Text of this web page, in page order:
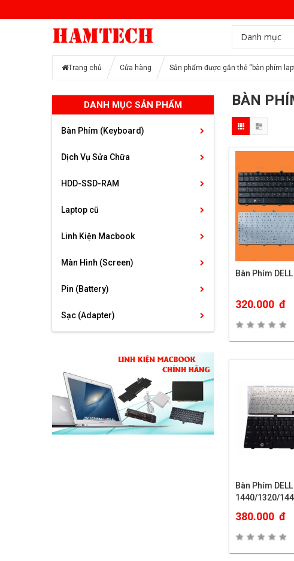
Danh mục
Trang chủ Cửa hàng Sản phẩm được gắn thẻ “bàn phím
DANH MỤC SẢN PHẨM
Bàn Phím (Keyboard)
Dịch Vụ Sửa Chữa
HDD-SSD-RAM
Laptop cũ
Linh Kiện Macbook
Màn Hình (Screen)
Pin (Battery)
Sạc (Adapter)
BÀN
Bàn Phím
320.000 đ
Bàn Phím
1440/1320/
380.000 đ